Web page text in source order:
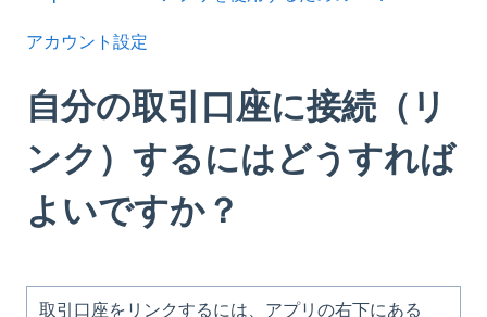
アカウント設定
自分の取引口座に接続（リ
ンク）するにはどうすれば
よいですか？
取引口座をリンクするには、アプリの右下にある